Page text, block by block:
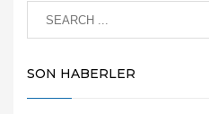
SON HABERLER